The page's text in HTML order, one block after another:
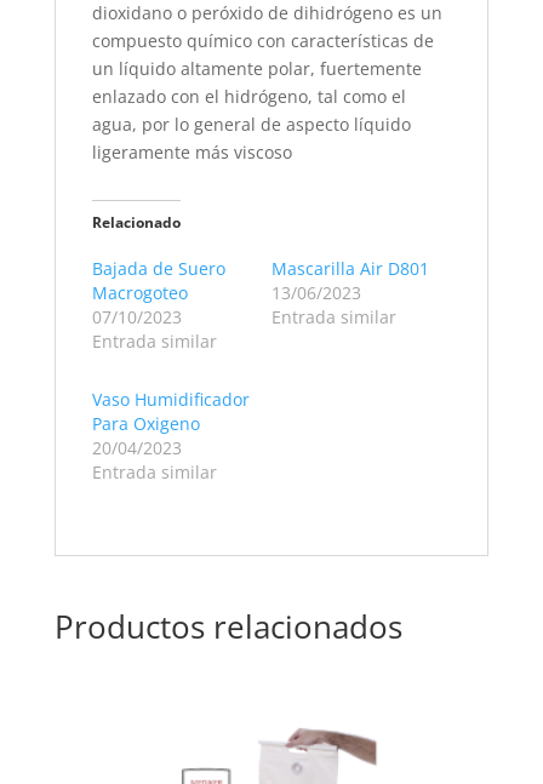
dioxidano o peróxido de dihidrógeno es un
compuesto químico con características de
un líquido altamente polar, fuertemente
enlazado con el hidrógeno, tal como el
agua, por lo general de aspecto líquido
ligeramente más viscoso
Relacionado
Bajada de Suero
Macrogoteo
07/10/2023
Entrada similar
Mascarilla Air D801
13/06/2023
Entrada similar
Vaso Humidificador
Para Oxigeno
20/04/2023
Entrada similar
Productos relacionados